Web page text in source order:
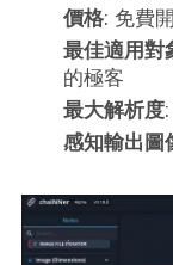
價格: 免費
最佳適用對
的極客
最大解析度
感知輸出圖